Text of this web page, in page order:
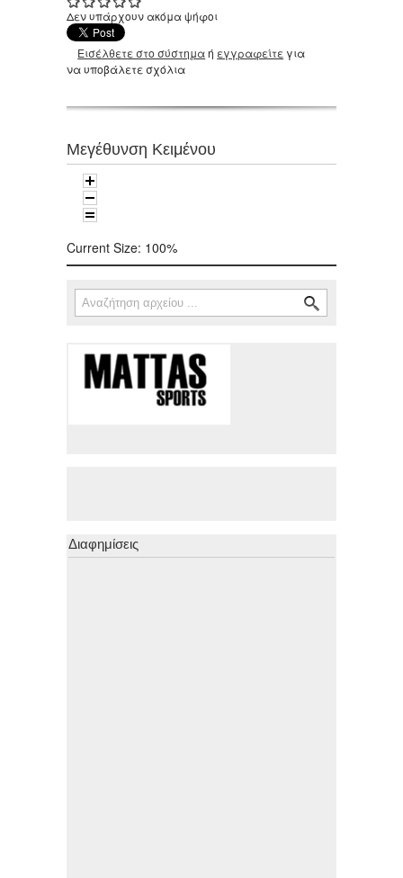
Δεν υπάρχουν ακόμα ψήφοι
Εισέλθετε στο σύστημαή εγγραφείτε για
να υποβάλετε σχόλια
Μεγέθυνση Κειμένου
Current Size: 100%
Φόρμα αναζήτησης
Αναζήτηση
Διαφημίσεις